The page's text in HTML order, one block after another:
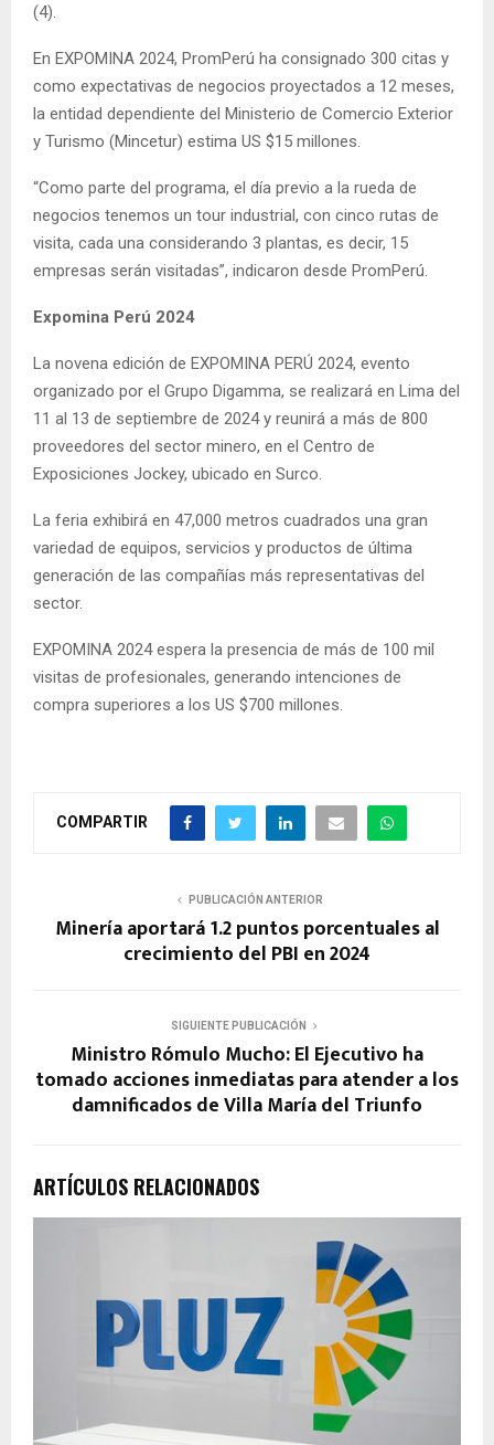
(4).
En EXPOMINA 2024, PromPerú ha consignado 300 citas y
como expectativas de negocios proyectados a 12 meses,
la entidad dependiente del Ministerio de Comercio Exterior
y Turismo (Mincetur) estima US $15 millones.
“Como parte del programa, el día previo a la rueda de
negocios tenemos un tour industrial, con cinco rutas de
visita, cada una considerando 3 plantas, es decir, 15
empresas serán visitadas”, indicaron desde PromPerú.
Expomina Perú 2024
La novena edición de EXPOMINA PERÚ 2024, evento
organizado por el Grupo Digamma, se realizará en Lima del
11 al 13 de septiembre de 2024 y reunirá a más de 800
proveedores del sector minero, en el Centro de
Exposiciones Jockey, ubicado en Surco.
La feria exhibirá en 47,000 metros cuadrados una gran
variedad de equipos, servicios y productos de última
generación de las compañías más representativas del
sector.
EXPOMINA 2024 espera la presencia de más de 100 mil
visitas de profesionales, generando intenciones de
compra superiores a los US $700 millones.
COMPARTIR
PUBLICACIÓN ANTERIOR
Minería aportará 1.2 puntos porcentuales al
crecimiento del PBI en 2024
SIGUIENTE PUBLICACIÓN
Ministro Rómulo Mucho: El Ejecutivo ha
tomado acciones inmediatas para atender a los
damnificados de Villa María del Triunfo
ARTÍCULOS RELACIONADOS